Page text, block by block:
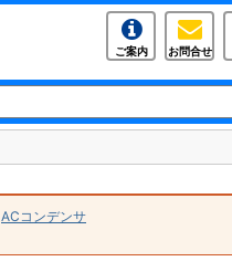
ご案内 お問合せ
ACコンデンサ